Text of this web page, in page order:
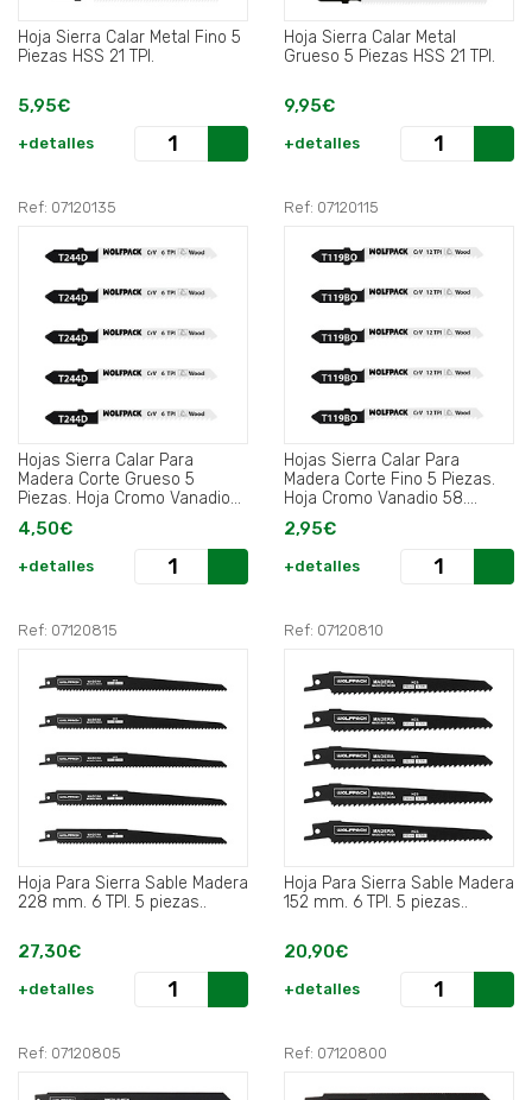
Hoja Sierra Calar Metal Fino 5
Piezas HSS 21 TPI.
5,95€
+detalles
Hoja Sierra Calar Metal
Grueso 5 Piezas HSS 21 TPI.
9,95€
+detalles
Ref: 07120135
Hojas Sierra Calar Para
Madera Corte Grueso 5
Piezas. Hoja Cromo Vanadio
58. Vastago T Universal.
4,50€
+detalles
Ref: 07120115
Hojas Sierra Calar Para
Madera Corte Fino 5 Piezas.
Hoja Cromo Vanadio 58.
Vastago T Universal.
2,95€
+detalles
Ref: 07120815
Hoja Para Sierra Sable Madera
228 mm. 6 TPI. 5 piezas..
27,30€
+detalles
Ref: 07120810
Hoja Para Sierra Sable Madera
152 mm. 6 TPI. 5 piezas..
20,90€
+detalles
Ref: 07120805 Ref: 07120800